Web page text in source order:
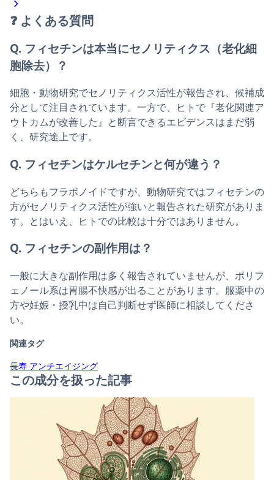
❓ よくある質問
Q. フィセチンは本当にセノリティクス（老化細
胞除去）？
細胞・動物研究でセノリティクス活性が報告され、候補成
分として注目されています。一方で、ヒトで『老化関連ア
ウトカムが改善した』と断言できるエビデンスはまだ弱
く、研究途上です。
Q. フィセチンはケルセチンと何が違う？
どちらもフラボノイドですが、動物研究ではフィセチンの
方がセノリティクス活性が強いと報告された研究がありま
す。とはいえ、ヒトでの比較は十分ではありません。
Q. フィセチンの副作用は？
一般に大きな副作用は多く報告されていませんが、ポリフ
ェノール系は胃腸不快感が出ることがあります。服薬中の
方や妊娠・授乳中は自己判断せず医師に相談してくださ
い。
関連タグ
長寿 アンチエイジング
この成分を扱った記事